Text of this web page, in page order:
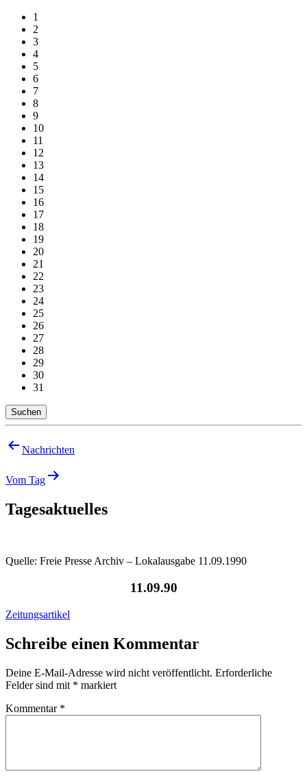
1
2
3
4
5
6
7
8
9
10
11
12
13
14
15
16
17
18
19
20
21
22
23
24
25
26
27
28
29
30
31
Suchen
Beitragsnavigation
Nachrichten
Vom Tag
Tagesaktuelles
Quelle: Freie Presse Archiv – Lokalausgabe 11.09.1990
11.09.90
Zeitungsartikel
Schreibe einen Kommentar
Deine E-Mail-Adresse wird nicht veröffentlicht. Erforderliche
Felder sind mit * markiert
Kommentar *